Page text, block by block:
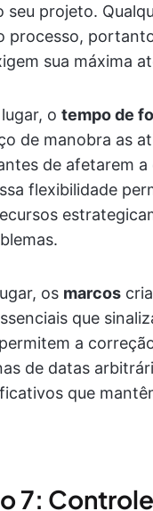
seu projeto.
processo,
sua máxima
o tempo de
de manobra as
de afetarem a
flexibilidade
os marcos
que
a
de datas
que
7: